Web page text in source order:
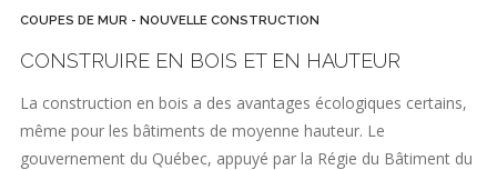
COUPES DE MUR - NOUVELLE CONSTRUCTION
CONSTRUIRE EN BOIS ET EN HAUTEUR
La construction en bois a des avantages écologiques certains,
même pour les bâtiments de moyenne hauteur. Le
gouvernement du Québec, appuyé par la Régie du Bâtiment du